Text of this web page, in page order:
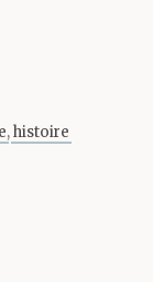
de
histoire